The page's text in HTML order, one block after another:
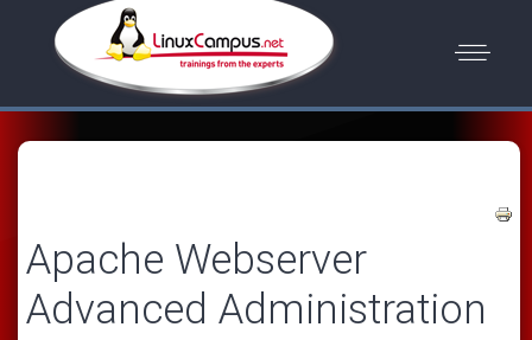
Apache Webserver
Advanced Administration